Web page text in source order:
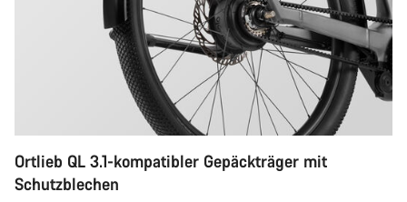
Ortlieb QL 3.1-kompatibler Gepäckträger mit
Schutzblechen